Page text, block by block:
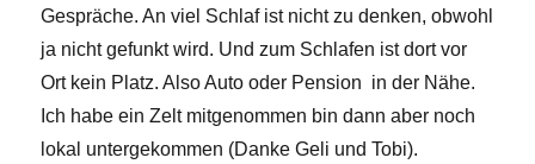
Gespräche. An viel Schlaf ist nicht zu denken, obwohl
ja nicht gefunkt wird. Und zum Schlafen ist dort vor
Ort kein Platz. Also Auto oder Pension in der Nähe.
Ich habe ein Zelt mitgenommen bin dann aber noch
lokal untergekommen (Danke Geli und Tobi).